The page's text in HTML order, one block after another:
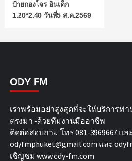
ป้ายกองโจร อินเด็ก
1.20*2.40 วันที่5 ส.ค.2569
ODY FM
เราพร้อมอย่าสูงสุดที่จะให้บริการท่า
ตรงมา -ด้วยทีมงานมืออาชีพ
ติดต่อสอบถาม โทร 081-3969667 และ
odyfmphuket@gmail.com และ
เชิญชม www.ody-fm.com